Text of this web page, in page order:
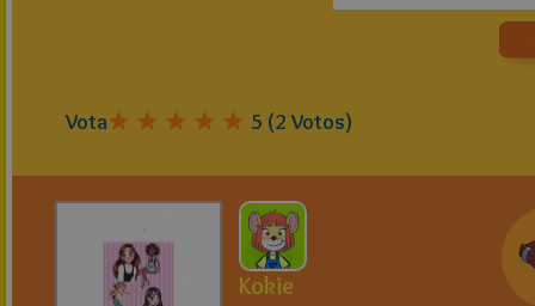
Vota 5 (2Votos)
Kokie